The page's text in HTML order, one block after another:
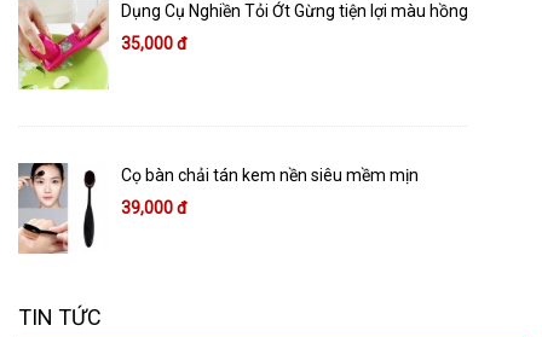
Dụng Cụ Nghiền Tỏi Ớt Gừng tiện lợi màu hồng
35,000 đ
Cọ bàn chải tán kem nền siêu mềm mịn
39,000 đ
TIN TỨC